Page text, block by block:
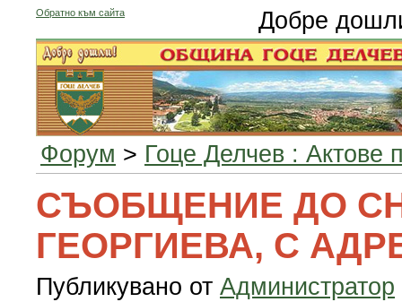
Обратно към сайта Добре
Форум > Гоце Делчев : Актове
СЪОБЩЕНИЕ ДО
ГЕОРГИЕВА, С
Публикувано от Администратор